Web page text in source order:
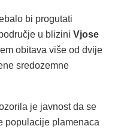
bi progutati
u blizini Vjose
obitava više od dvije
sredozemne
je javnost da se
populacije plamenaca